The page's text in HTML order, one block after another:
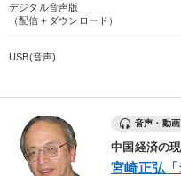
デジタル音声版
（配信＋ダウンロード）
USB(音声)
音声・動画
中国経済の
宮崎正弘「